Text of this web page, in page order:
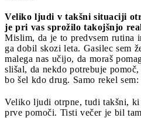
Veliko ljudi v takšni situaciji
je pri vas sprožilo takojšnjo
Mislim, da je to predvsem rutina
ga dobil skozi leta. Gasilec sem
malega nas učijo, da moraš
slišal, da nekdo potrebuje
bo šel kdo drug. Samo rekel
Veliko ljudi otrpne, tudi takšni, ki
prve pomoči. Tisti večer je bil